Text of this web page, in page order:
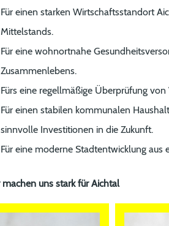
Für einen starken Wirtschaftsstandort
Mittelstands.
Für eine wohnortnahe
Zusammenlebens.
Fürs eine regellmäßige Überprüfung
Für einen stabilen kommunalen
sinnvolle Investitionen in die Zukunft.
Für eine moderne Stadtentwicklung aus
machen uns stark für Aichtal